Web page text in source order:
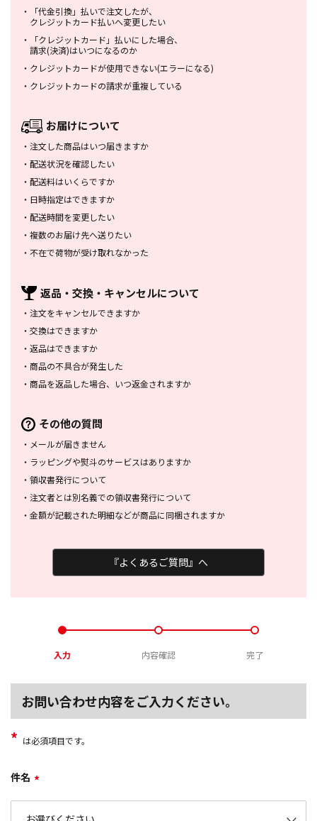
・
「代金引換」払いで注文したが、
クレジットカード払いへ変更したい
・
「クレジットカード」払いにした場合、
請求(決済)はいつになるのか
・ クレジットカードが使用できない(エラーになる)
・ クレジットカードの請求が重複している
お届けについて
・ 注文した商品はいつ届きますか
・ 配送状況を確認したい
・ 配送料はいくらですか
・ 日時指定はできますか
・ 配送時間を変更したい
・ 複数のお届け先へ送りたい
・ 不在で荷物が受け取れなかった
返品・交換・ キャンセルについて
・ 注文をキャンセルできますか
・ 交換はできますか
・ 返品はできますか
・ 商品の不具合が発生した
・ 商品を返品した場合、 いつ返金されますか
その他の質問
・ メールが届きません
・ ラッピングや熨斗のサービスはありますか
・ 領収書発行について
・ 注文者とは別名義での領収書発行について
・ 金額が記載された明細などが商品に同梱されますか
『よくあるご質問』へ
入力 内容確認 完了
お問い合わせ内容をご入力ください。
* は必須項目です。
件名 *